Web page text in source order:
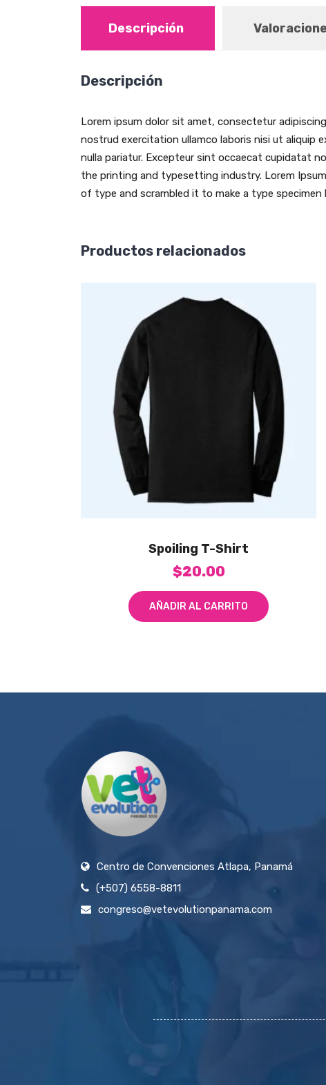
Descripción
Descripción
Lorem ipsum dolor sit amet, consectetur
nostrud exercitation ullamco laboris nisi ut aliquip
nulla pariatur. Excepteur sint occaecat cupidatat
the printing and typesetting industry. Lorem
of type and scrambled it to make a type specimen
Productos relacionados
Spoiling T-Shirt
$20.00
AÑADIR AL CARRITO
Centro de Convenciones Atlapa, Panamá
(+507) 6558-8811
congreso@vetevolutionpanama.com